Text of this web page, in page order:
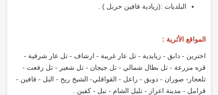
البلديات :(زيادية فافين حربل ) .
المواقع الأثرية :
اخترين - دابق - زيايدية - تل عار غريبة - ارشاف - تل عار شرقية -
قره مزرعة - تل بطال شمالي - تل جيجان - تل شعير - تل رفعت -
تلعجار- صوران - دوبق - راعل - القواقلي- الشيخ ريح - البل - فافين -
قرامل - مدينة اعزاز - تليل الشام - نبل - كفين .